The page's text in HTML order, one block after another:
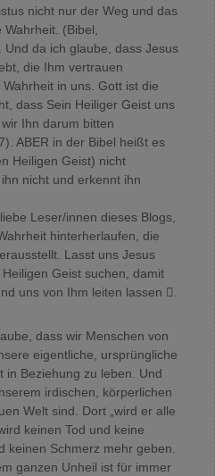
nicht nur der Weg und das
(Bibel,
da ich glaube, dass Jesus
die Ihm vertrauen
in uns. Gott ist die
dass Sein Heiliger Geist uns
Ihn darum bitten
ABER in der Bibel heißt es
Heiligen Geist) nicht
nicht und erkennt ihn
Leser/innen dieses Blogs,
hinterherlaufen, die
Lasst uns Jesus
Geist suchen, damit
uns von Ihm leiten lassen .
dass wir Menschen von
eigentliche, ursprüngliche
in Beziehung zu leben. Und
irdischen, körperlichen
Welt sind. Dort „wird er alle
keinen Tod und keine
keinen Schmerz mehr geben.
ganzen Unheil ist für immer